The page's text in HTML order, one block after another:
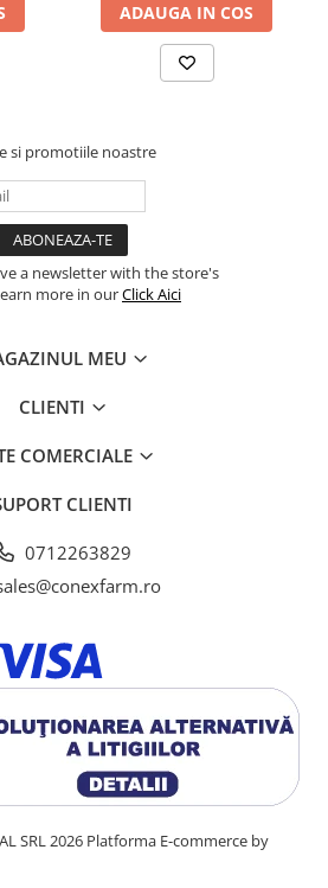
ADAUGA IN COS
si promotiile noastre
a newsletter with the store's
more in ourClick Aici
MEU
CLIENTI
COMERCIALE
CLIENTI
0712263829
SRL 2026 Platforma E-commerce by